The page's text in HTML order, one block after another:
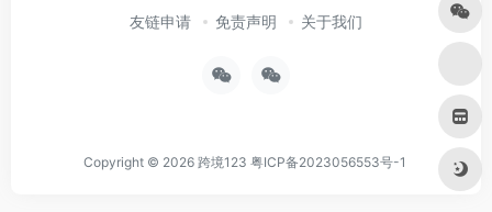
友链申请 免责声明 关于我们
Copyright © 2026 跨境123 粤ICP备2023056553号-1